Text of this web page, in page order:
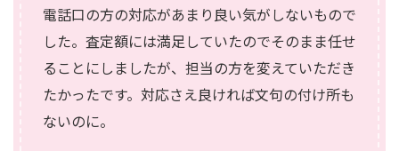
電話口の方の対応があまり良い気がしないもので
した。査定額には満足していたのでそのまま任せ
ることにしましたが、担当の方を変えていただき
たかったです。対応さえ良ければ文句の付け所も
ないのに。